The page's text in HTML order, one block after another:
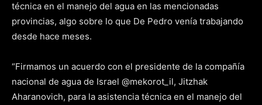
técnica en el manejo del agua en las mencionadas
provincias, algo sobre lo que De Pedro venía trabajando
desde hace meses.
“Firmamos un acuerdo con el presidente de la compañía
nacional de agua de Israel @mekorot_il, Jitzhak
Aharanovich, para la asistencia técnica en el manejo del